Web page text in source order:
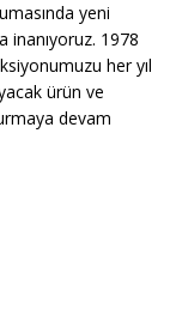
yeni
inanıyoruz. 1978
her yıl
ürün ve
devam